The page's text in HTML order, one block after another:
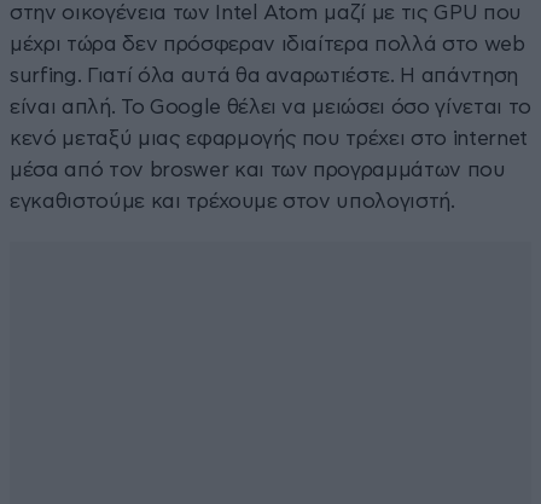
στην οικογένεια των Intel Atom μαζί με τις GPU που
μέχρι τώρα δεν πρόσφεραν ιδιαίτερα πολλά στο web
surfing. Γιατί όλα αυτά θα αναρωτιέστε. Η απάντηση
είναι απλή. Το Google θέλει να μειώσει όσο γίνεται το
κενό μεταξύ μιας εφαρμογής που τρέχει στο internet
μέσα από τον broswer και των προγραμμάτων που
εγκαθιστούμε και τρέχουμε στον υπολογιστή.